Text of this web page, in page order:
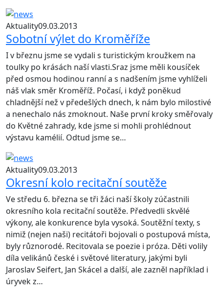
Aktuality09.03.2013
Sobotní výlet do Kroměříže
I v březnu jsme se vydali s turistickým kroužkem na
toulky po krásách naší vlasti.Sraz jsme měli kousíček
před osmou hodinou ranní a s nadšením jsme vyhlíželi
náš vlak směr Kroměříž. Počasí, i když poněkud
chladnější než v předešlých dnech, k nám bylo milostivé
a nenechalo nás zmoknout. Naše první kroky směřovaly
do Květné zahrady, kde jsme si mohli prohlédnout
výstavu kamélií. Odtud jsme se…
Aktuality09.03.2013
Okresní kolo recitační soutěže
Ve středu 6. března se tři žáci naší školy zúčastnili
okresního kola recitační soutěže. Předvedli skvělé
výkony, ale konkurence byla vysoká. Soutěžní texty, s
nimiž (nejen naši) recitátoři bojovali o postupová místa,
byly různorodé. Recitovala se poezie i próza. Děti volily
díla velikánů české i světové literatury, jakými byli
Jaroslav Seifert, Jan Skácel a další, ale zazněl například i
úryvek z…